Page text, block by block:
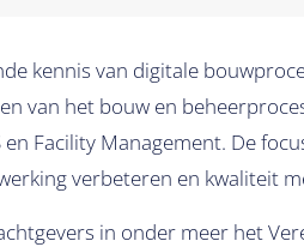
kennis van digitale
van het bouw en
Facility Management. De
verbeteren en kwaliteit
in onder meer het